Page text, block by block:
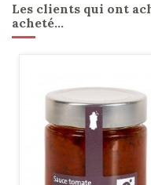
Les clients qui ont
acheté...